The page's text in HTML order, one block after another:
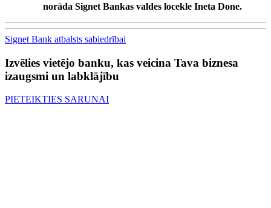
norāda Signet Bankas valdes locekle Ineta Done.
Signet Bank atbalsts sabiedrībai
Izvēlies vietējo banku, kas veicina Tava biznesa
izaugsmi un labklājību
PIETEIKTIES SARUNAI